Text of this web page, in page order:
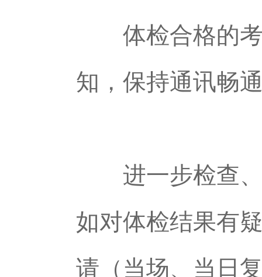
体检合格的考
知，保持通讯畅
进一步检查、
如对体检结果有
请（当场、当日